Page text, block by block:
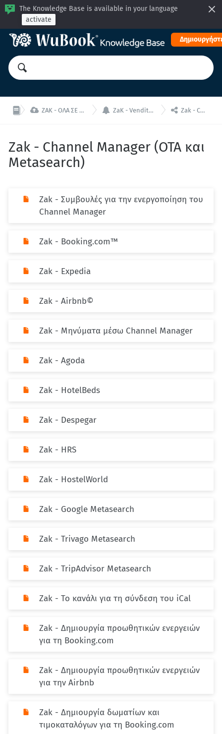
The Knowledge Base is available in your language
activate
 ZAK - ΟΛΑ ΣΕ ΕΝΑ: Διαχειριστείτε το κατάλυμα σας από μία ενιαία διεπαφή!  ZaK - Vendita Online (Online Reception, Mini Sito e Channel Manager)  Zak - Channel Manager (OTA και Metasearch)
Zak - Channel Manager (OTA και
Metasearch)
Zak - Συμβουλές για την ενεργοποίηση του
Channel Manager
Zak - Booking.com™
Zak - Expedia
Zak - Airbnb©
Zak - Μηνύματα μέσω Channel Manager
Zak - Agoda
Zak - HotelBeds
Zak - Despegar
Zak - HRS
Zak - HostelWorld
Zak - Google Metasearch
Zak - Trivago Metasearch
Zak - TripAdvisor Metasearch
Zak - Το κανάλι για τη σύνδεση του iCal
Zak - Δημιουργία προωθητικών ενεργειών
για τη Booking.com
Zak - Δημιουργία προωθητικών ενεργειών
για την Airbnb
Zak - Δημιουργία δωματίων και
τιμοκαταλόγων για τη Booking.com